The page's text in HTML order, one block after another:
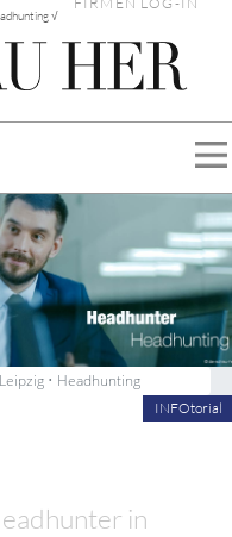
√
• Headhunting
INFOtorial
in